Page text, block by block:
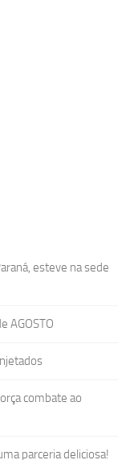
esteve na sede
AGOSTO
combate ao
parceria deliciosa!